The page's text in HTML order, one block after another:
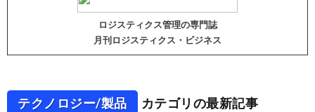
ロジスティクス管理の専門誌
月刊ロジスティクス・ビジネス
テクノロジー/製品 カテゴリの最新記事